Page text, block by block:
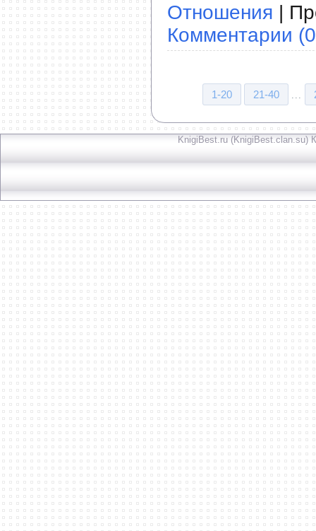
Отношения |
Комментарии
1-20 21-40
KnigiBest.ru (KnigiBest.clan.su)